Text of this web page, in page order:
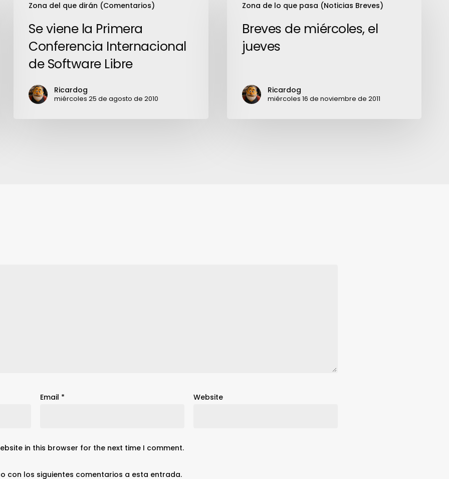
Zona del que dirán (Comentarios)
viene
Conferencia
Internacional
Software
Se viene la Primera
Conferencia Internacional
de Software Libre
Ricardog
miércoles 25 de agosto de 2010
Zona de lo que pasa (Noticias Breves)
miércoles,
jueves
Breves de miércoles, el
jueves
Ricardog
miércoles 16 de noviembre de 2011
Email * Website
in this browser for the next time I comment.
con los siguientes comentarios a esta entrada.